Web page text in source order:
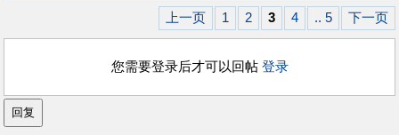
上一页 1 2 3 4 .. 5 下一页
您需要登录后才可以回帖 登录